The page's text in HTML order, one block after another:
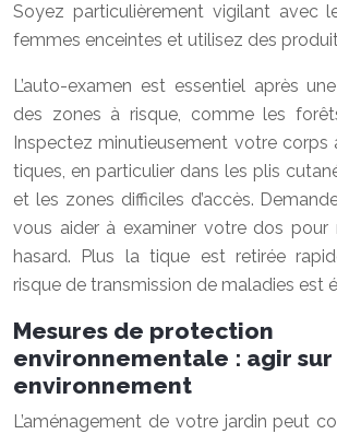
Soyez particulièrement vigilant avec
femmes enceintes et utilisez des
L’auto-examen est essentiel après
des zones à risque, comme les
Inspectez minutieusement votre corps
tiques, en particulier dans les plis
et les zones difficiles d’accès.
vous aider à examiner votre dos pour
hasard. Plus la tique est retirée
risque de transmission de maladies est
Mesures de protection
environnementale : agir sur
environnement
L’aménagement de votre jardin peut